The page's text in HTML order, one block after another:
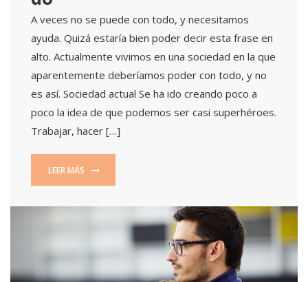
A veces no se puede con todo, y necesitamos
ayuda. Quizá estaría bien poder decir esta frase en
alto. Actualmente vivimos en una sociedad en la que
aparentemente deberíamos poder con todo, y no
es así. Sociedad actual Se ha ido creando poco a
poco la idea de que podemos ser casi superhéroes.
Trabajar, hacer […]
LEER MÁS